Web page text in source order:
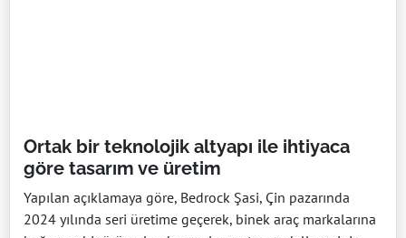
Ortak bir teknolojik altyapı ile ihtiyaca
göre tasarım ve üretim
Yapılan açıklamaya göre, Bedrock Şasi, Çin pazarında
2024 yılında seri üretime geçerek, binek araç markalarına